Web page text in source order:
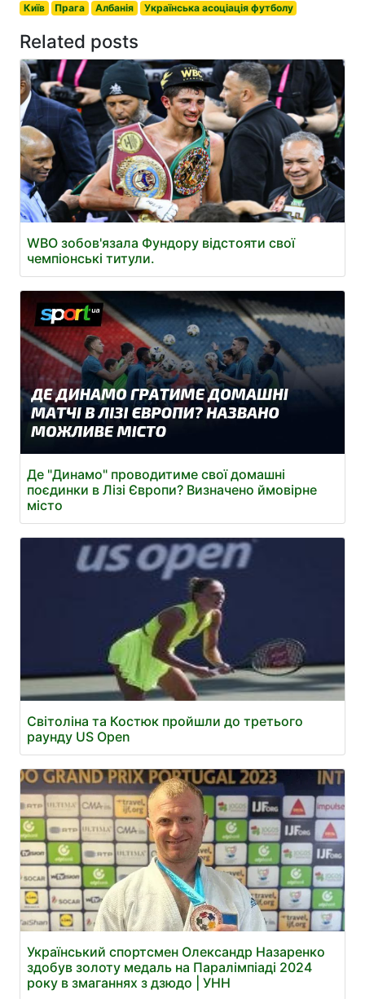
Київ Прага Албанія Українська асоціація футболу
Related posts
WBO зобов'язала Фундору відстояти свої
чемпіонські титули.
Де "Динамо" проводитиме свої домашні
поєдинки в Лізі Європи? Визначено ймовірне
місто
Світоліна та Костюк пройшли до третього
раунду US Open
Український спортсмен Олександр Назаренко
здобув золоту медаль на Паралімпіаді 2024
року в змаганнях з дзюдо | УНН